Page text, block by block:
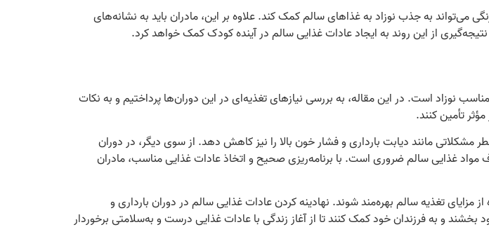
به جذب نوزاد به غذاهای سالم کمک کند. علاوه بر این، مادران باید به نشانه‌های
از این روند به ایجاد عادات غذایی سالم در آینده کودک کمک خواهد کرد.
نوزاد است. در این مقاله، به بررسی نیازهای تغذیه‌ای در این دوران‌ها پرداختیم و به نکات
تأمین کنند.
مانند دیابت بارداری و فشار خون بالا را نیز کاهش دهد. از سوی دیگر، در دوران
مواد غذایی سالم ضروری است. با برنامه‌ریزی صحیح و اتخاذ عادات غذایی مناسب، مادران
تغذیه سالم بهره‌مند شوند. نهادینه کردن عادات غذایی سالم در دوران بارداری و
و به فرزندان خود کمک کنند تا از آغاز زندگی با عادات غذایی درست و به‌سلامتی برخوردار